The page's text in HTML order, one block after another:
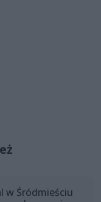
w Śródmieściu